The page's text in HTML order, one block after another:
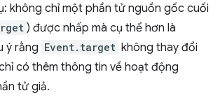
không chỉ một phần tử nguồn gốc cuối
) được nhấp mà cụ thể hơn là
ý rằng Event.target không thay đổi
có thêm thông tin về hoạt động
tử giả.